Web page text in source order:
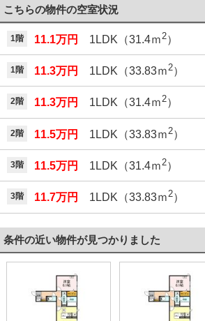
こちらの物件の空室状況
1階 11.1万円 1LDK（31.4ｍ 2）
1階 11.3万円 1LDK（33.83ｍ 2）
2階 11.3万円 1LDK（31.4ｍ2）
2階 11.5万円 1LDK（33.83ｍ 2）
3階 11.5万円 1LDK（31.4ｍ 2）
3階 11.7万円 1LDK（33.83ｍ2）
条件の近い物件が見つかりました